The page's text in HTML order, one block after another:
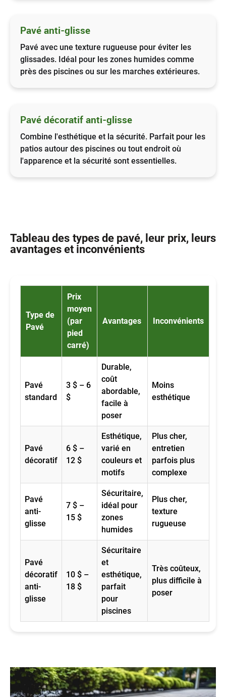
Pavé anti-glisse
Pavé avec une texture rugueuse pour éviter les
glissades. Idéal pour les zones humides comme
près des piscines ou sur les marches extérieures.
Pavé décoratif anti-glisse
Combine l'esthétique et la sécurité. Parfait pour les
patios autour des piscines ou tout endroit où
l'apparence et la sécurité sont essentielles.
Tableau des types de pavé, leur prix, leurs
avantages et inconvénients
Type de
Pavé
Prix
moyen
(par
pied
carré)
Avantages Inconvénients
Pavé
standard
3 $ – 6
$
Durable,
coût
abordable,
facile à
poser
Moins
esthétique
Pavé
décoratif
6 $ –
12 $
Esthétique,
varié en
couleurs et
motifs
Plus cher,
entretien
parfois plus
complexe
Pavé
anti-
glisse
7 $ –
15 $
Sécuritaire,
idéal pour
zones
humides
Plus cher,
texture
rugueuse
Pavé
décoratif
anti-
glisse
10 $ –
18 $
Sécuritaire
et
esthétique,
parfait
pour
piscines
Très coûteux,
plus difficile à
poser